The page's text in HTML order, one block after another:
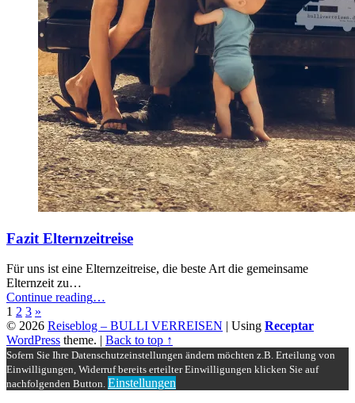
Fazit Elternzeitreise
Für uns ist eine Elternzeitreise, die beste Art die gemeinsame
Elternzeit zu…
Continue reading“Fazit
…
1 2 3 »
© 2026 Reiseblog – BULLI VERREISEN | Using Receptar
WordPress theme. | Back to top ↑
Sofern Sie Ihre Datenschutzeinstellungen ändern möchten z.B. Erteilung von
Einwilligungen, Widerruf bereits erteilter Einwilligungen klicken Sie auf
nachfolgenden Button. Einstellungen